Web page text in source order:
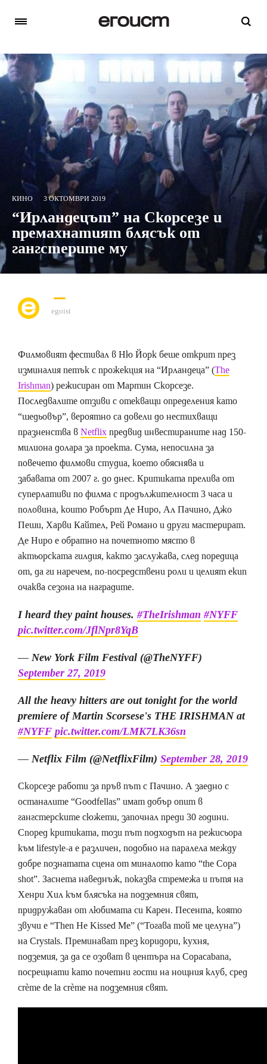
КИНО 3 ОКТОМВРИ 2019
“Ирландецът” на Скорсезе и
премахнатият блясък от
гангстерите му
egoist
Филмовият фестивал в Ню Йорк беше открит през
изминалия петък с прожекция на “Ирландецa” (The
Irishman) режисиран от Мартин Скорсезе.
Последвалите отзиви с отекващи определения като
“шедьовър”, вероятно са довели до нестихващи
празненства вNetflixпредвид инвестираните над 150-
милиона долара за проекта. Сума, непосилна за
повечето филмови студиа, което обяснява и
забавата от 2007 г. до днес. Критиката прелива от
суперлативи по филма с продължителност 3 часа и
половина, които Робърт Де Ниро, Ал Пачино, Джо
Пеши, Харви Кайтел, Рей Романо и други мастерират.
Де Ниро е обратно на почетното място в
актьорската гилдия, както заслужава, след поредица
от, да ги наречем, по-посредствени роли и целият екип
очаква сезона на наградите.
I heard they paint houses. #TheIrishman #NYFF
pic.twitter.com/JflNpr8YqB
— New York Film Festival (@TheNYFF)
September 27, 2019
All the heavy hitters are out tonight for the world
premiere of Martin Scorsese's THE IRISHMAN at
#NYFF pic.twitter.com/LMK7LK36sn
— Netflix Film (@NetflixFilm) September 28, 2019
Скорсезе работи за пръв път с Пачино. А заедно с
останалите “Goodfellas” имат добър опит в
гангстерските сюжети, започнал преди 30 години.
Според критиката, този път подходът на режисьора
към lifestylе-а е различен, подобно на паралела между
добре познатата сцена от миналото като “the Copa
shot”. Заснета наведнъж, показва стремежа и пътя на
Хенри Хил към блясъка на подземния свят,
придружаван от любимата си Карен. Песента, която
звучи е “Then He Kissed Me” (“Тогава той ме целуна”)
на Crystals. Преминават през коридори, кухня,
подземия, за да се озоват в центъра на Copacabana,
посрещнати като почетни гости на нощния клуб, сред
crème de la crème на подземния свят.